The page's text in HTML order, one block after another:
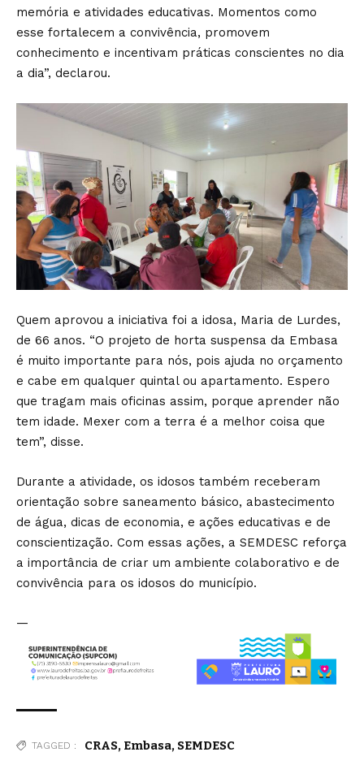
memória e atividades educativas. Momentos como
esse fortalecem a convivência, promovem
conhecimento e incentivam práticas conscientes no dia
a dia”, declarou.
Quem aprovou a iniciativa foi a idosa, Maria de Lurdes,
de 66 anos. “O projeto de horta suspensa da Embasa
é muito importante para nós, pois ajuda no orçamento
e cabe em qualquer quintal ou apartamento. Espero
que tragam mais oficinas assim, porque aprender não
tem idade. Mexer com a terra é a melhor coisa que
tem”, disse.
Durante a atividade, os idosos também receberam
orientação sobre saneamento básico, abastecimento
de água, dicas de economia, e ações educativas e de
conscientização. Com essas ações, a SEMDESC reforça
a importância de criar um ambiente colaborativo e de
convivência para os idosos do município.
—
TAGGED : CRAS, Embasa, SEMDESC